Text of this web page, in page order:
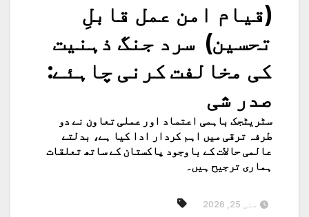
(قیام امن عمل قابلِ
تحسین) سرد جنگ ذہنیت
کی مخالفت کرنی چاہئے:
صدر شی
سٹریٹجک باہمی اعتماد اور عملی تعاون نے دو
طرفہ ترقی میں اہم کردار ادا کیا ہے، بدلتے
عالمی حالات کے باوجود پاکستان کے ساتھ تعلقات
ہماری ترجیح ہیں۔
مئی 25, 2026